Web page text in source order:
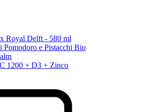
Royal Delft - 580 ml
Pomodoro e Pistacchi Bio
1200 + D3 + Zinco